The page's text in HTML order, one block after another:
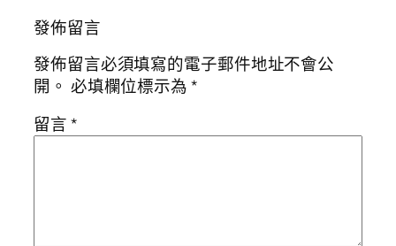
發佈留言
發佈留言必須填寫的電子郵件地址不會公
開。 必填欄位標示為*
留言*